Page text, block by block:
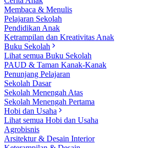
Membaca & Menulis
Pelajaran Sekolah
Pendidikan Anak
Ketrampilan dan Kreativitas Anak
Buku Sekolah
Lihat semua Buku Sekolah
PAUD & Taman Kanak-Kanak
Penunjang Pelajaran
Sekolah Dasar
Sekolah Menengah Atas
Sekolah Menengah Pertama
Hobi dan Usaha
Lihat semua Hobi dan Usaha
Agrobisnis
Arsitektur & Desain Interior